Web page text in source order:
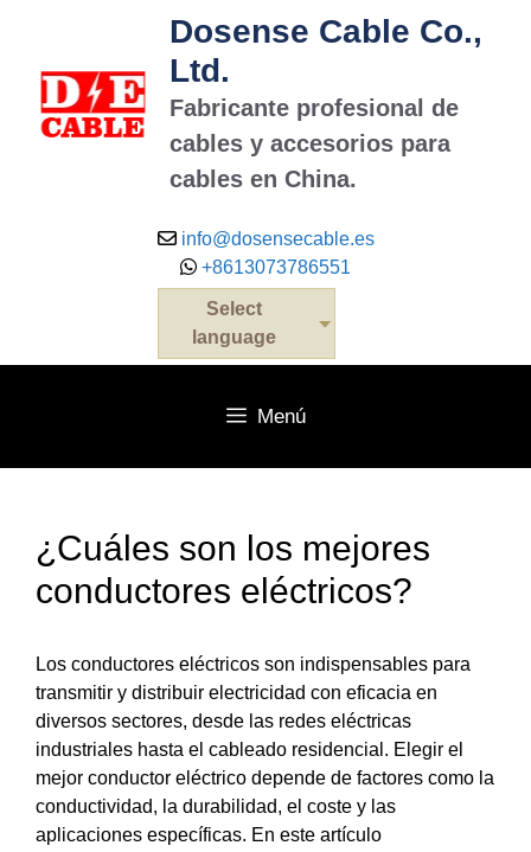
contenido
Dosense Cable Co.,
Ltd.
Fabricante profesional de
cables y accesorios para
cables en China.
info@dosensecable.es
+8613073786551
Select
language
Menú
¿Cuáles son los mejores
conductores eléctricos?
Los conductores eléctricos son indispensables para
transmitir y distribuir electricidad con eficacia en
diversos sectores, desde las redes eléctricas
industriales hasta el cableado residencial. Elegir el
mejor conductor eléctrico depende de factores como la
conductividad, la durabilidad, el coste y las
aplicaciones específicas. En este artículo